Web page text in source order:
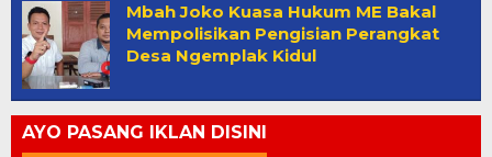
Mbah Joko Kuasa Hukum ME Bakal
Mempolisikan Pengisian Perangkat
Desa Ngemplak Kidul
AYO PASANG IKLAN DISINI